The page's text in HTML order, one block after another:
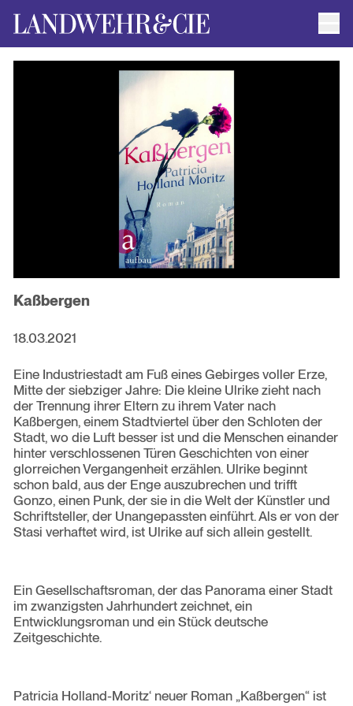
AUTOR*INNEN
ANFRAGEN / IMPRESSUM
Kaßbergen
18.03.2021
Eine Industriestadt am Fuß eines Gebirges voller Erze,
Mitte der siebziger Jahre: Die kleine Ulrike zieht nach
der Trennung ihrer Eltern zu ihrem Vater nach
Kaßbergen, einem Stadtviertel über den Schloten der
Stadt, wo die Luft besser ist und die Menschen einander
hinter verschlossenen Türen Geschichten von einer
glorreichen Vergangenheit erzählen. Ulrike beginnt
schon bald, aus der Enge auszubrechen und trifft
Gonzo, einen Punk, der sie in die Welt der Künstler und
Schriftsteller, der Unangepassten einführt. Als er von der
Stasi verhaftet wird, ist Ulrike auf sich allein gestellt.
Ein Gesellschaftsroman, der das Panorama einer Stadt
im zwanzigsten Jahrhundert zeichnet, ein
Entwicklungsroman und ein Stück deutsche
Zeitgeschichte.
Patricia Holland-Moritz‘ neuer Roman „Kaßbergen“ ist